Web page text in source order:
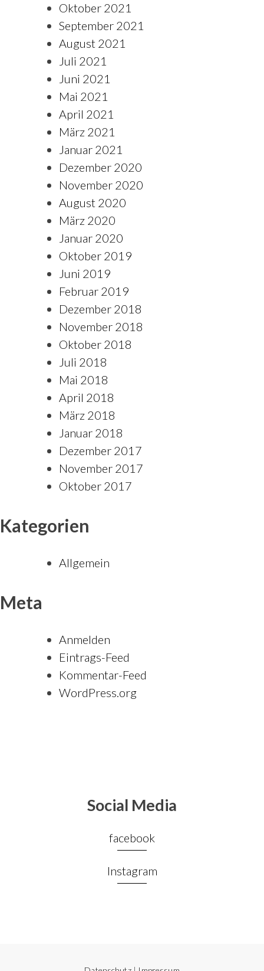
Oktober 2021
September 2021
August 2021
Juli 2021
Juni 2021
Mai 2021
April 2021
März 2021
Januar 2021
Dezember 2020
November 2020
August 2020
März 2020
Januar 2020
Oktober 2019
Juni 2019
Februar 2019
Dezember 2018
November 2018
Oktober 2018
Juli 2018
Mai 2018
April 2018
März 2018
Januar 2018
Dezember 2017
November 2017
Oktober 2017
Kategorien
Allgemein
Meta
Anmelden
Eintrags-Feed
Kommentar-Feed
WordPress.org
Social Media
facebook
Instagram